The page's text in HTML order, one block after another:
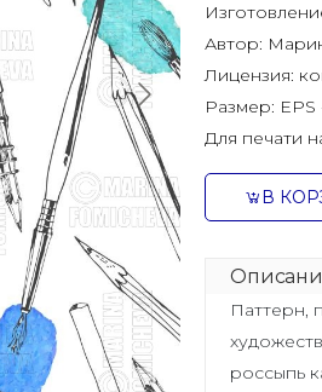
Автор:
Лицензия:
Размер:
Для печати
В
Паттерн,
россыпь